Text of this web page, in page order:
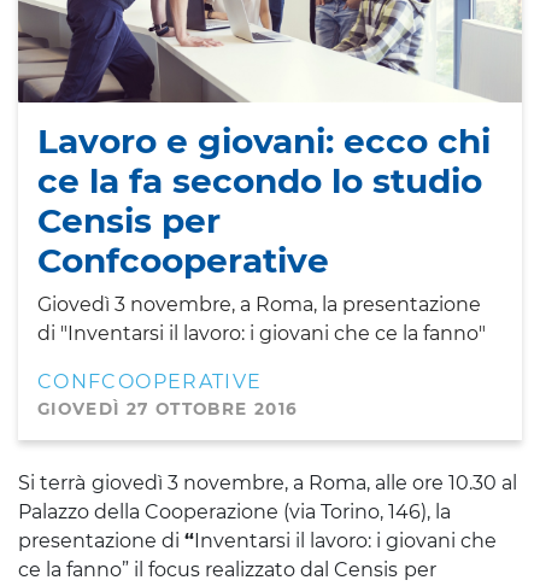
Lavoro e giovani: ecco chi
ce la fa secondo lo studio
Censis per
Confcooperative
Giovedì 3 novembre, a Roma, la presentazione
di "Inventarsi il lavoro: i giovani che ce la fanno"
CONFCOOPERATIVE
GIOVEDÌ 27 OTTOBRE 2016
Si terrà giovedì 3 novembre, a Roma, alle ore 10.30 al
Palazzo della Cooperazione (via Torino, 146), la
presentazione di “Inventarsi il lavoro: i giovani che
ce la fanno” il focus realizzato dal Censis per